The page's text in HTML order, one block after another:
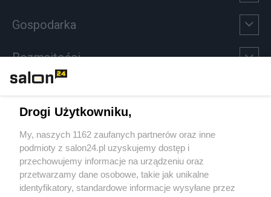
Gospodarka
Rozmaitości
Sport
Społeczeństwo
Kultura
Drogi Użytkowniku,
My, naszych 1162 zaufanych partnerów oraz inne
podmioty z salon24.pl uzyskujemy dostęp i
przechowujemy informacje na urządzeniu oraz
przetwarzamy dane osobowe, takie jak unikalne
identyfikatory, standardowe informacje wysyłane przez